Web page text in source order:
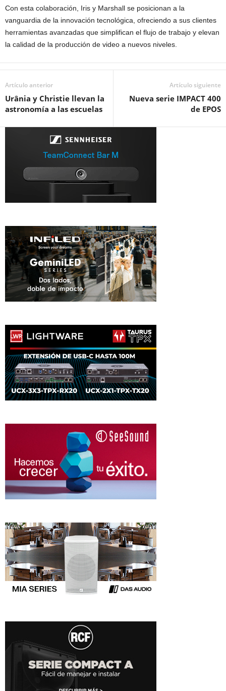
Con esta colaboración, Iris y Marshall se posicionan a la
vanguardia de la innovación tecnológica, ofreciendo a sus clientes
herramientas avanzadas que simplifican el flujo de trabajo y elevan
la calidad de la producción de video a nuevos niveles.
Artículo anterior
Urânia y Christie llevan la
astronomía a las escuelas
Artículo siguiente
Nueva serie IMPACT 400
de EPOS